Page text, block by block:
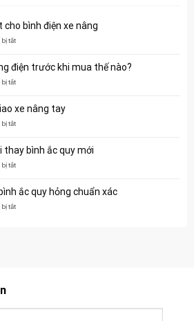
bình điện xe nâng
tắtở
cất
cho
xe
nâng
điện trước khi mua thế nào?
tắtở
xe
nâng
khi
mua
xe nâng tay
tắtở
năm
giao
tay
thay bình ắc quy mới
tắtở
ý
khi
ắc quy hỏng chuẩn xác
tắtở